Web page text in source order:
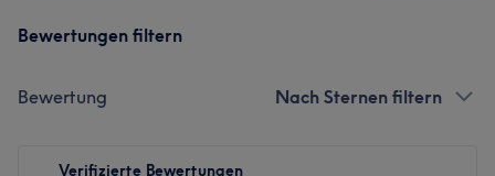
Bewertungen filtern
Bewertung Nach Sternen filtern
Verifizierte Bewertungen